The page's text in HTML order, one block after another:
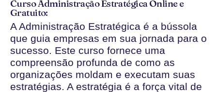
Curso Administração Estratégica Online e
Gratuito:
A Administração Estratégica é a bússola
que guia empresas em sua jornada para o
sucesso. Este curso fornece uma
compreensão profunda de como as
organizações moldam e executam suas
estratégias. A estratégia é a força vital de